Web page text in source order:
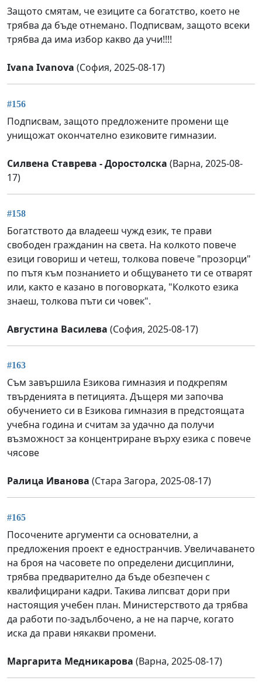
Защото смятам, че езиците са богатство, което не
трябва да бъде отнемано. Подписвам, защото всеки
трябва да има избор какво да учи!!!!
Ivana Ivanova (София, 2025-08-17)
#156
Подписвам, защото предложените промени ще
унищожат окончателно езиковите гимназии.
Силвена Ставрева - Доростолска (Варна, 2025-08-
17)
#158
Богатството да владееш чужд език, те прави
свободен гражданин на света. На колкото повече
езици говориш и четеш, толкова повече "прозорци"
по пътя към познанието и общуването ти се отварят
или, както е казано в поговорката, "Колкото езика
знаеш, толкова пъти си човек".
Августина Василева (София, 2025-08-17)
#163
Съм завършила Езикова гимназия и подкрепям
твърденията в петицията. Дъщеря ми започва
обучението си в Езикова гимназия в предстоящата
учебна година и считам за удачно да получи
възможност за концентриране върху езика с повече
чясове
Ралица Иванова (Стара Загора, 2025-08-17)
#165
Посочените аргументи са основателни, а
предложения проект е едностранчив. Увеличаването
на броя на часовете по определени дисциплини,
трябва предварително да бъде обезпечен с
квалифицирани кадри. Такива липсват дори при
настоящия учебен план. Министерството да трябва
да работи по-задълбочено, а не на парче, когато
иска да прави някакви промени.
Маргарита Медникарова (Варна, 2025-08-17)